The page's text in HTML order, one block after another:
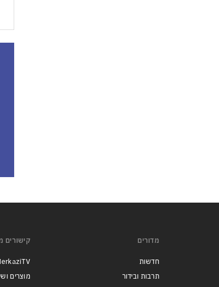
מדורים
חדשות
תרבות ובידור
קישורים
מוצרים